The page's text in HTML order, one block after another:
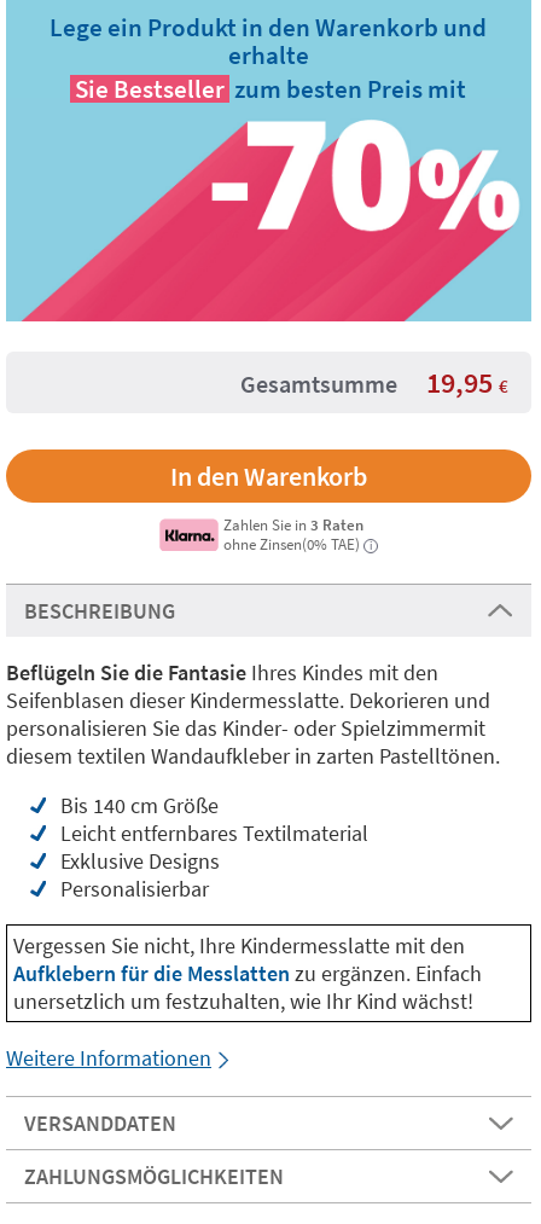
Lege ein Produkt in den Warenkorb und
erhalte
Sie Bestseller zum besten Preis mit
Gesamtsumme 19,95 €
Zahlen Sie in3 Raten
ohne Zinsen(0% TAE)
i
BESCHREIBUNG
Beflügeln Sie die Fantasie Ihres Kindes mit den
Seifenblasen dieser Kindermesslatte. Dekorieren und
personalisieren Sie das Kinder- oder Spielzimmermit
diesem textilen Wandaufkleber in zarten Pastelltönen.
Bis 140 cm Größe
Leicht entfernbares Textilmaterial
Exklusive Designs
Personalisierbar
Vergessen Sie nicht, Ihre Kindermesslatte mit den
Aufklebern für die Messlatten zu ergänzen. Einfach
unersetzlich um festzuhalten, wie Ihr Kind wächst!
Weitere Informationen
VERSANDDATEN
ZAHLUNGSMÖGLICHKEITEN